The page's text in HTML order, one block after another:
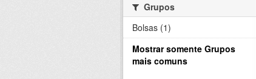
Grupos
Bolsas (1)
Mostrar somente Grupos
mais comuns